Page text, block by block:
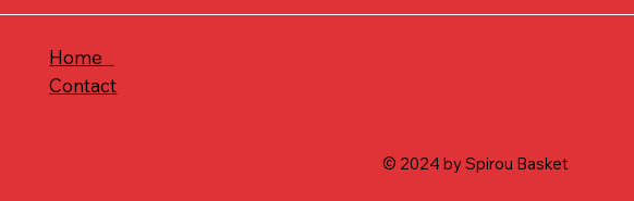
Home
Contact
© 2024 by Spirou Basket